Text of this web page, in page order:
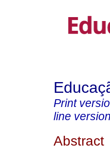
Print
line version
Abstract